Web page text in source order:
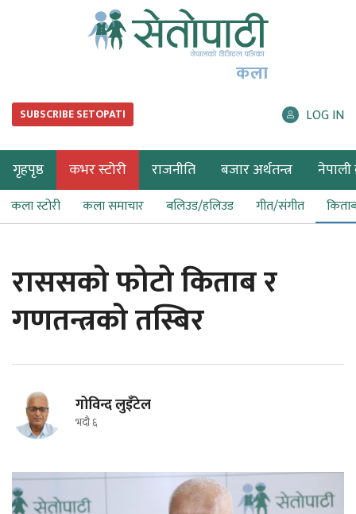
कला
SUBSCRIBE SETOPATI LOG IN
गृहपृष्ठ कभर स्टोरी राजनीति बजार अर्थतन्त्र नेपाली
कला स्टोरी कला समाचार बलिउड/हलिउड गीत/संगीत
राससको फोटो किताब र
गणतन्त्रको तस्बिर
गोविन्द लुइँटेल
भदौ ६